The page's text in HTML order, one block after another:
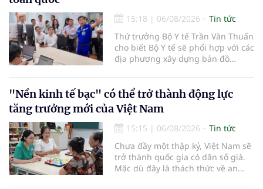
15:18 | 06/08/2026
Tin tức
Thứ trưởng Bộ Y tế Trần Văn Thuấn
cho biết Bộ Y tế sẽ phối hợp với các
địa phương xây dựng bản đồ
thiện cơ chế tài chính và đa dạng
hóa phương tiện nhằm nâng cao
năng lực cấp cứu trước viện trên
phạm vi cả nước.
"Nền kinh tế bạc" có thể trở thành động lực
tăng trưởng mới của Việt Nam
15:15 | 06/08/2026
Tin tức
Chưa đầy một thập kỷ, Việt Nam sẽ
trở thành quốc gia có dân số già.
Mặc dù đây là thách thức về an